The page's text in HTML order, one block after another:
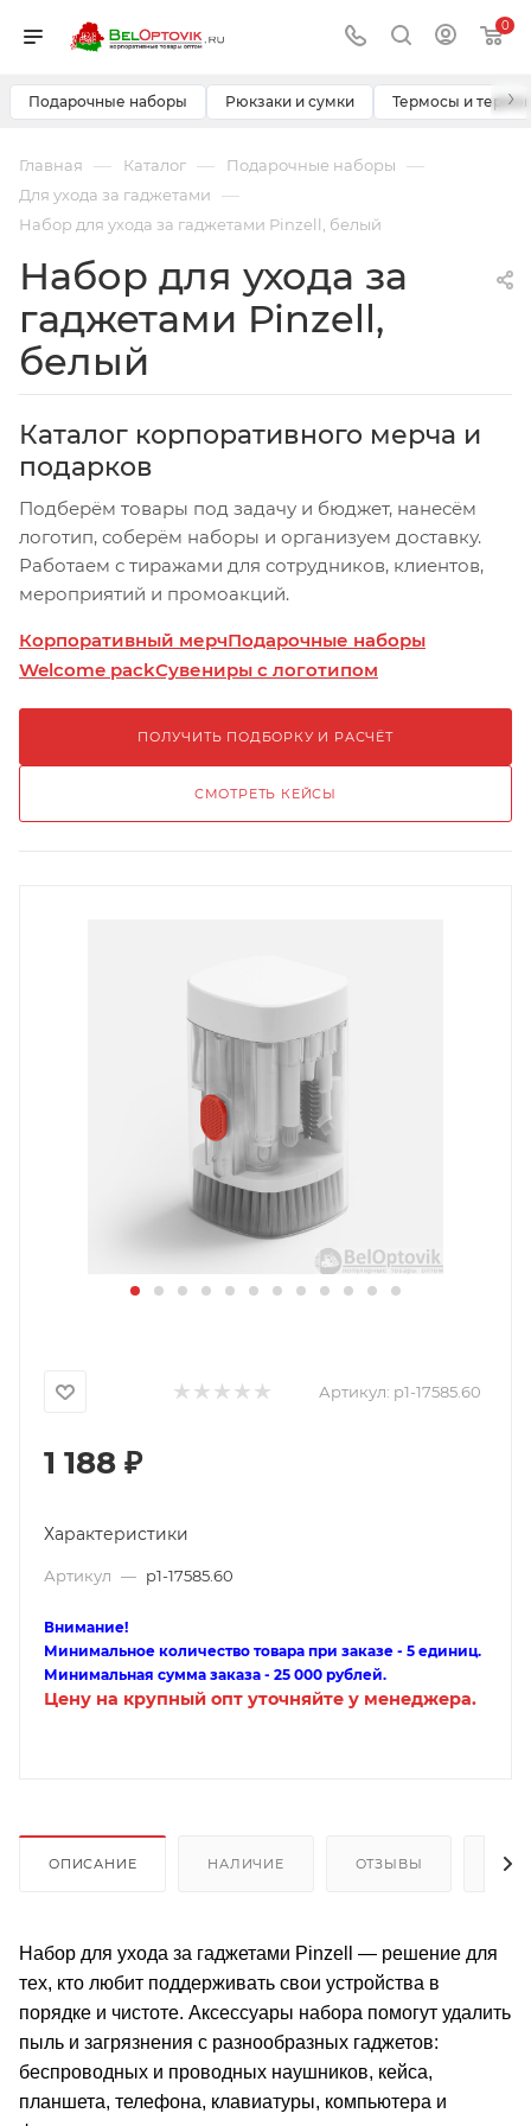
0
Подарочные наборы Рюкзаки и сумки Термосы и ›
Главная — Каталог — Подарочные наборы —
Для ухода за гаджетами —
Набор для ухода за гаджетами Pinzell, белый
Набор для ухода за
гаджетами Pinzell,
белый
Каталог корпоративного мерча и
подарков
Подберём товары под задачу и бюджет, нанесём
логотип, соберём наборы и организуем доставку.
Работаем с тиражами для сотрудников, клиентов,
мероприятий и промоакций.
Корпоративный мерчПодарочные наборы
Welcome packСувениры с логотипом
ПОЛУЧИТЬ ПОДБОРКУ И РАСЧЁТ
СМОТРЕТЬ КЕЙСЫ
Артикул: p1-17585.60
1 188 ₽
Характеристики
Артикул — p1-17585.60
Внимание!
Минимальное количество товара при заказе - 5 единиц.
Минимальная сумма заказа - 25 000 рублей.
Цену на крупный опт уточняйте у менеджера.
ОПИСАНИЕ НАЛИЧИЕ ОТЗЫВЫ
Набор для ухода за гаджетами Pinzell — решение для
тех, кто любит поддерживать свои устройства в
порядке и чистоте. Аксессуары набора помогут удалить
пыль и загрязнения с разнообразных гаджетов:
беспроводных и проводных наушников, кейса,
планшета, телефона, клавиатуры, компьютера и